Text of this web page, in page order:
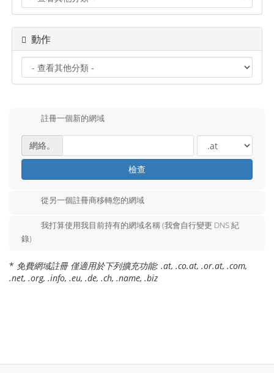
動作
註冊一個新的網域
網絡。
檢查
從另一個註冊商移轉您的網域
我打算使用我目前持有的網域名稱 (我會自行變更 DNS 紀
錄)
* 免費網域註冊 僅適用於下列擴充功能: .at, .co.at, .or.at, .com,
.net, .org, .info, .eu, .de, .ch, .name, .biz